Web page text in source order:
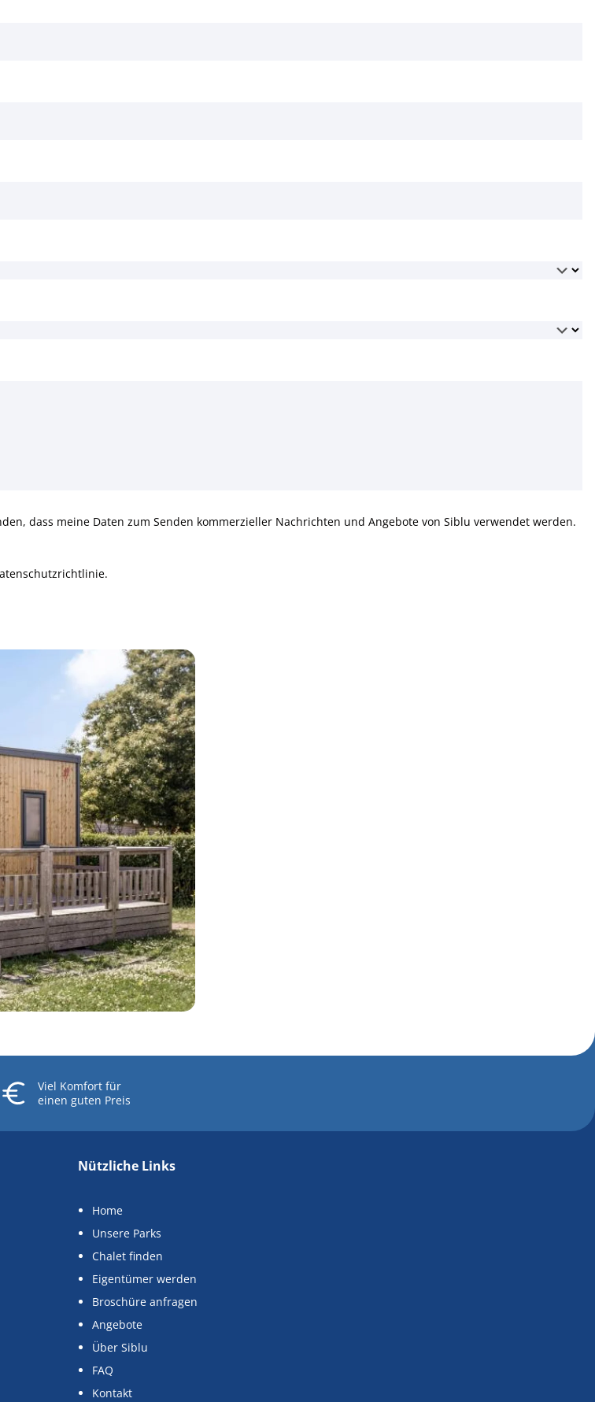
dass meine Daten zum Senden kommerzieller Nachrichten und Angebote von Siblu verwendet werden.
Viel Komfortfür
einen guten Preis
Nützliche Links
Home
Unsere Parks
Chalet finden
Eigentümer werden
Broschüre anfragen
Angebote
Über Siblu
FAQ
Kontakt